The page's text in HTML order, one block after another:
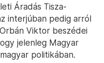
Áradás Tisza-
interjúban pedig arról
Viktor beszédei
jelenleg Magyar
politikában.